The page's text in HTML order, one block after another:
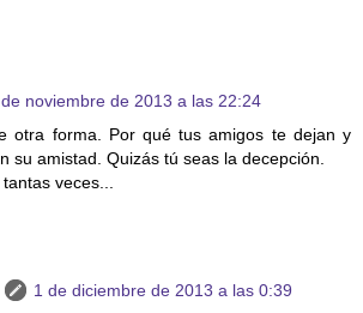
noviembre de 2013 a las 22:24
otra forma. Por qué tus amigos te dejan y
su amistad. Quizás tú seas la decepción.
veces...
1 de diciembre de 2013 a las 0:39